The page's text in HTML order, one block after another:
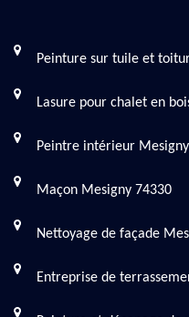
Peinture sur tuile et
Lasure pour chalet en
Peintre intérieur Mesigny
Maçon Mesigny 74330
Nettoyage de façade
Entreprise de